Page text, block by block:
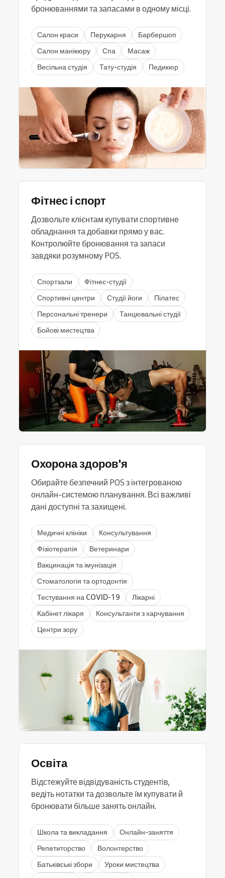
бронюваннями та запасами в одному місці.
Салон краси Перукарня
Барбершоп
Салон манікюру
Спа
Масаж
Весільна студія
Тату-студія Педикюр
Фітнес і спорт
Дозвольте клієнтам купувати спортивне
обладнання та добавки прямо у вас.
Контролюйте бронювання та запаси
завдяки розумному POS.
Спортзали
Фітнес-студії
Спортивні центри
Студії йоги
Пілатес
Персональні тренери
Танцювальні студії
Бойові мистецтва
Охорона здоров'я
Обирайте безпечний POS з інтегрованою
онлайн-системою планування. Всі важливі
дані доступні та захищені.
Медичні клініки
Консультування
Фізіотерапія
Ветеринари
Вакцинація та імунізація
Стоматологія та ортодонтія
Тестування на COVID-19
Лікарні
Кабінет лікаря
Консультанти з харчування
Центри зору
Освіта
Відстежуйте відвідуваність студентів,
ведіть нотатки та дозвольте їм купувати й
бронювати більше занять онлайн.
Школа та викладання
Онлайн-заняття
Репетиторство
Волонтерство
Батьківські збори
Уроки мистецтва